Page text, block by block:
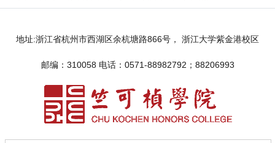
地址:浙江省杭州市西湖区余杭塘路866号， 浙江大学紫金港校区
邮编：310058 电话：0571-88982792；88206993